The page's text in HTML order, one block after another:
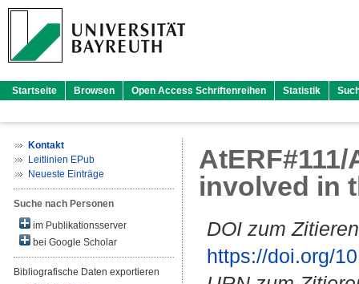
Startseite Browsen Open Access Schriftenreihen Statistik
Kontakt
Leitlinien EPub
Neueste Einträge
Suche nach Personen
im Publikationsserver
bei Google Scholar
Bibliografische Daten exportieren
involved in
DOI zum
https://doi.org/